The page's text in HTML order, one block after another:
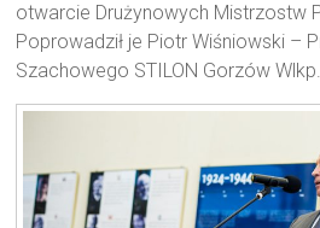
otwarcie Drużynowych Mistrzostw
Poprowadził je Piotr Wiśniowski –
Szachowego STILON Gorzów